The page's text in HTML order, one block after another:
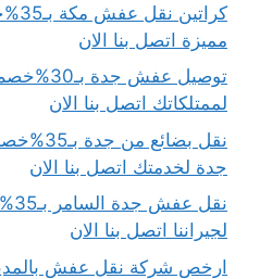
مميزة اتصل بنا الان
توصيل عفش
لممتلكاتك اتصل بنا الان
نقل
جدة لخدمتك اتصل بنا الان
لجيراننا اتصل بنا الان